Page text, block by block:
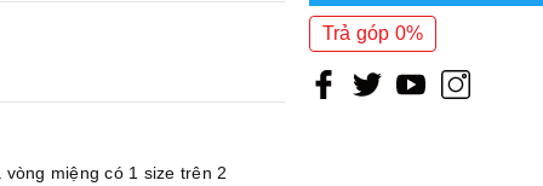
miệng có 1 size trên 2
Trả góp 0%